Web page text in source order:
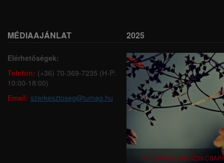
MÉDIAAJÁNLAT
Elérhetőségek:
Telefon: (+36) 70-369-7235 (H-P:
10:00-18:00)
Email: szerkesztoseg@tumag.hu
2025
A TUDATOS MAGAZIN